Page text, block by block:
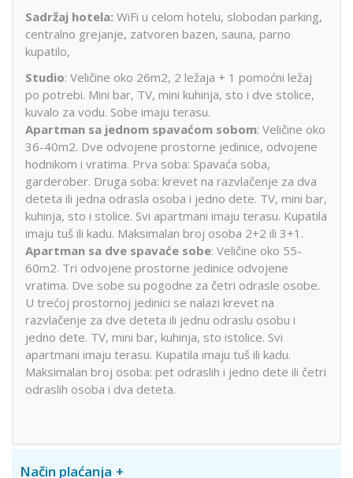
Sadržaj hotela: WiFi u celom hotelu, slobodan parking,
centralno grejanje, zatvoren bazen, sauna, parno
kupatilo,
Studio: Veličine oko 26m2, 2 ležaja + 1 pomoćni ležaj
po potrebi. Mini bar, TV, mini kuhinja, sto i dve stolice,
kuvalo za vodu. Sobe imaju terasu.
Apartman sa jednom spavaćom sobom: Veličine oko
36-40m2. Dve odvojene prostorne jedinice, odvojene
hodnikom i vratima. Prva soba: Spavaća soba,
garderober. Druga soba: krevet na razvlačenje za dva
deteta ili jedna odrasla osoba i jedno dete. TV, mini bar,
kuhinja, sto i stolice. Svi apartmani imaju terasu. Kupatila
imaju tuš ili kadu. Maksimalan broj osoba 2+2 ili 3+1.
Apartman sa dve spavaće sobe: Veličine oko 55-
60m2. Tri odvojene prostorne jedinice odvojene
vratima. Dve sobe su pogodne za četri odrasle osobe.
U trećoj prostornoj jedinici se nalazi krevet na
razvlačenje za dve deteta ili jednu odraslu osobu i
jedno dete. TV, mini bar, kuhinja, sto istolice. Svi
apartmani imaju terasu. Kupatila imaju tuš ili kadu.
Maksimalan broj osoba: pet odraslih i jedno dete ili četri
odraslih osoba i dva deteta.
Način plaćanja